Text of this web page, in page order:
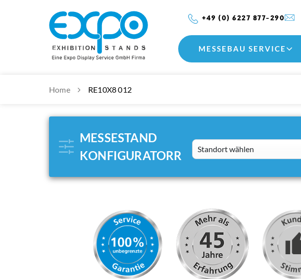
+49 (0) 6227 877-290
MESSEBAU SERVICE
Home RE10X8 012
MESSESTAND
KONFIGURATORR
Standort wählen